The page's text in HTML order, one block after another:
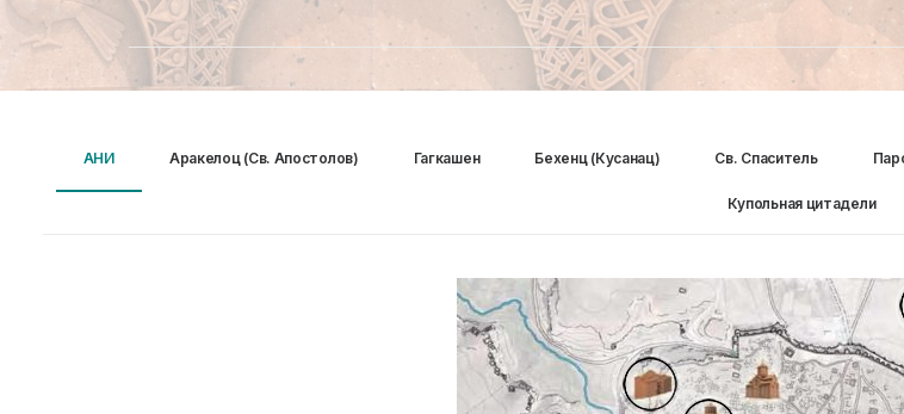
АНИ Аракелоц (Св. Апостолов) Гагкашен Бехенц (Кусанац) Св. Спаситель
Купольная цитадели